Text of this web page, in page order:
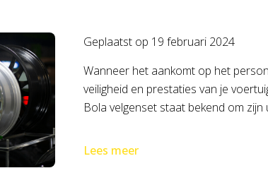
Geplaatst op 19 februari 2024
Wanneer het aankomt op het
veiligheid en prestaties van je
Bola velgenset staat bekend om
Lees meer